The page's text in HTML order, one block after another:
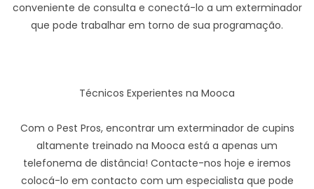
conveniente de consulta e conectá-lo a um exterminador
que pode trabalhar em torno de sua programação.
Técnicos Experientes na Mooca
Com o Pest Pros, encontrar um exterminador de cupins
altamente treinado na Mooca está a apenas um
telefonema de distância! Contacte-nos hoje e iremos
colocá-lo em contacto com um especialista que pode